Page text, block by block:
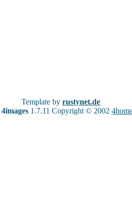
Template by rustynet.de
4images1.7.11 Copyright © 2002